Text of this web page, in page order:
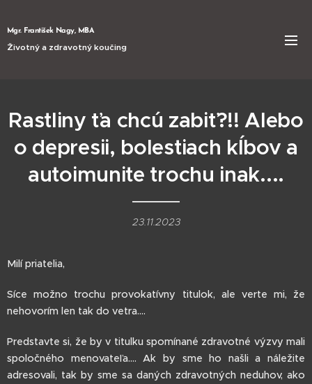
Mgr. František Nagy, MBA
Životný a zdravotný koučing
Rastliny ťa chcú zabiť?!! Alebo
o depresii, bolestiach kĺbov a
autoimunite trochu inak....
23.11.2023
Milí priatelia,
Síce možno trochu provokatívny titulok, ale verte mi, že
nehovorím len tak do vetra....
Predstavte si, že by v titulku spomínané zdravotné výzvy mali
spoločného menovateľa.... Ak by sme ho našli a náležite
adresovali, tak by sme sa daných zdravotných neduhov, ako